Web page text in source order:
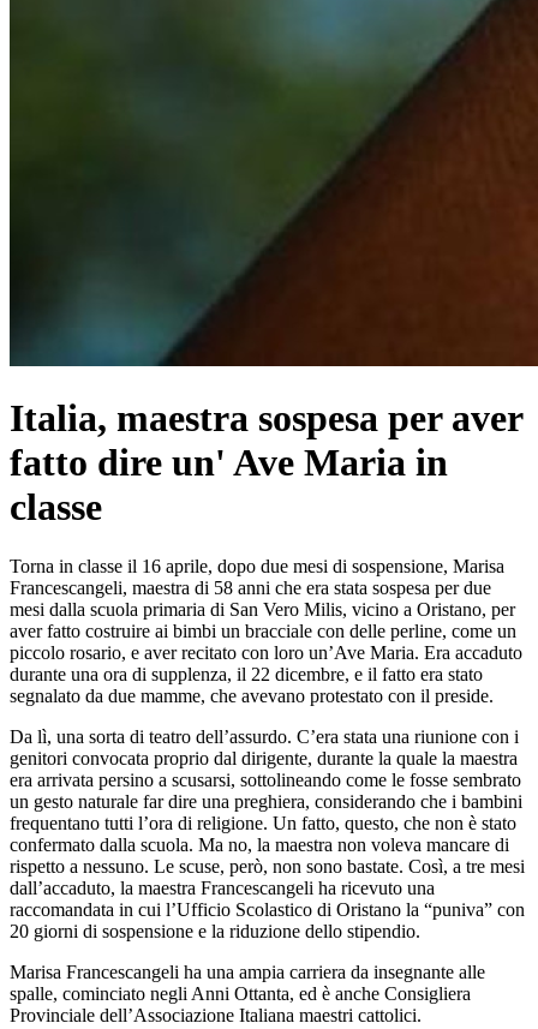
Italia, maestra sospesa per aver
fatto dire un' Ave Maria in
classe
Torna in classe il 16 aprile, dopo due mesi di sospensione, Marisa
Francescangeli, maestra di 58 anni che era stata sospesa per due
mesi dalla scuola primaria di San Vero Milis, vicino a Oristano, per
aver fatto costruire ai bimbi un bracciale con delle perline, come un
piccolo rosario, e aver recitato con loro un’Ave Maria. Era accaduto
durante una ora di supplenza, il 22 dicembre, e il fatto era stato
segnalato da due mamme, che avevano protestato con il preside.
Da lì, una sorta di teatro dell’assurdo. C’era stata una riunione con i
genitori convocata proprio dal dirigente, durante la quale la maestra
era arrivata persino a scusarsi, sottolineando come le fosse sembrato
un gesto naturale far dire una preghiera, considerando che i bambini
frequentano tutti l’ora di religione. Un fatto, questo, che non è stato
confermato dalla scuola. Ma no, la maestra non voleva mancare di
rispetto a nessuno. Le scuse, però, non sono bastate. Così, a tre mesi
dall’accaduto, la maestra Francescangeli ha ricevuto una
raccomandata in cui l’Ufficio Scolastico di Oristano la “puniva” con
20 giorni di sospensione e la riduzione dello stipendio.
Marisa Francescangeli ha una ampia carriera da insegnante alle
spalle, cominciato negli Anni Ottanta, ed è anche Consigliera
Provinciale dell’Associazione Italiana maestri cattolici.